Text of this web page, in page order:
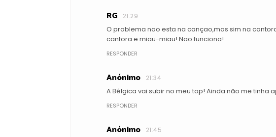
RG 21:29
O problema nao esta na cançao,mas sim na
cantora e miau-miau! Nao funciona!
RESPONDER
Anónimo 21:34
A Bélgica vai subir no meu top! Ainda não me
RESPONDER
Anónimo 21:45